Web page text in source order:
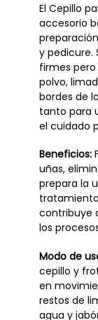
El Cepillo
accesorio
y pedicure.
firmes
polvo,
bordes de
tanto para
el cuidado
Beneficios:
uñas,
prepara la
contribuye
los
Modo de
cepillo y
en
restos de
agua y